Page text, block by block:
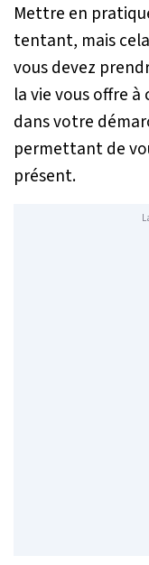
Mettre en
tentant, mais
vous devez
la vie vous offre
dans votre
permettant de
présent.